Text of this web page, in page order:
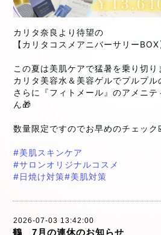
カリタ奈良より待望の
【カリタコスメアニバーサリー
この夏は美肌ケアで猛暑を乗り切り
カリタ美容水＆美容ゲルでプルプル
さらに『フィトメール』のアメニテ
ん🎁
数量限定ですのでお早めのチェッ
#美肌スキンケア
#サロンオリジナルコスメ
#日焼け対策#美肌対策
2026-07-03 13:42:00
鶴 7月の連休のお知らせ